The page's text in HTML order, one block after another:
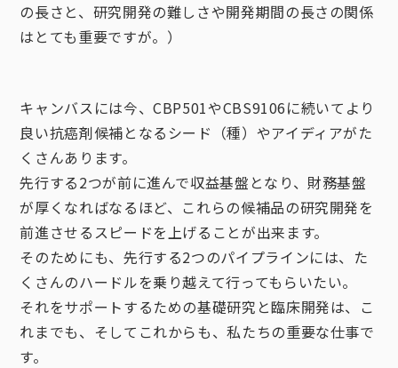
の長さと、研究開発の難しさや開発期間の長さの関係
はとても重要ですが。）
キャンバスには今、CBP501やCBS9106に続いてより
良い抗癌剤候補となるシード（種）やアイディアがた
くさんあります。
先行する2つが前に進んで収益基盤となり、財務基盤
が厚くなればなるほど、これらの候補品の研究開発を
前進させるスピードを上げることが出来ます。
そのためにも、先行する2つのパイプラインには、た
くさんのハードルを乗り越えて行ってもらいたい。
それをサポートするための基礎研究と臨床開発は、こ
れまでも、そしてこれからも、私たちの重要な仕事で
す。